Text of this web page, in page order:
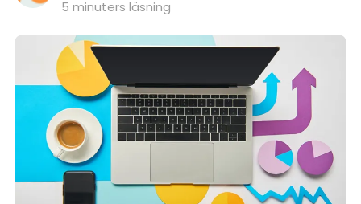
5 minuters läsning